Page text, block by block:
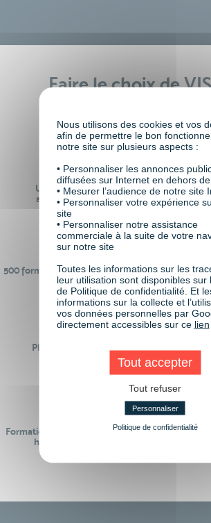
Faire le choix de
Un réseau de 22 000
anciens participants
100% des
500 formations pour se préparer au
monde de demain
24 ans
Plus de 50 formations
Formations réalisables pendant ou
hors temps de travail
Des
« de
avec le
Nous utilisons des cookies et vos
afin de permettre le bon
notre site sur plusieurs aspects :
• Personnaliser les annonces
diffusées sur Internet en dehors
• Mesurer l’audience de notre site
• Personnaliser votre expérience
site
• Personnaliser notre assistance
commerciale à la suite de votre
sur notre site
Toutes les informations sur les
leur utilisation sont disponibles sur
de Politique de confidentialité. Et
informations sur la collecte et
vos données personnelles par
directement accessibles sur ce lien
Tout accepter
Tout refuser
Personnaliser
Politique de confidentialité